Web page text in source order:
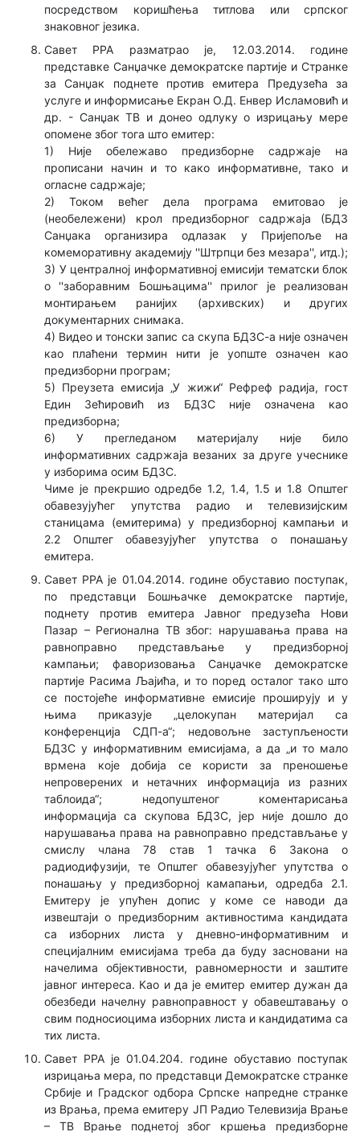
посредством коришћења титлова или српског
знаковног језика.
Савет РРА разматрао је, 12.03.2014. године
представке Санџачке демократске партије и Странке
за Санџак поднетe против емитера Предузећа за
услуге и информисање Екран О.Д. Енвер Исламовић и
др. - Санџак ТВ и донео одлуку о изрицању мере
опомене због тога што емитер:
1) Није обележаво предизборне садржаје на
прописани начин и то како информативне, тако и
огласне садржаје;
2) Током већег дела програма емитовао је
(необележени) крол предизборног садржаја (БДЗ
Санџака организира одлазак у Пријепоље на
комеморативну академију ''Штрпци без мезара'', итд.);
3) У централној информативној емисији тематски блок
о ''заборавним Бошњацима'' прилог је реализован
монтирањем ранијих (архивских) и других
документарних снимака.
4) Видео и тонски запис са скупа БДЗС-а није означен
као плаћени термин нити је уопште означен као
предизборни програм;
5) Преузета емисија „У жижи“ Рефреф радија, гост
Един Зећировић из БДЗС није означена као
предизборна;
6) У прегледаном материјалу није било
информативних садржаја везаних за друге учеснике
у изборима осим БДЗС.
Чиме је прекршио одредбе 1.2, 1.4, 1.5 и 1.8 Општег
обавезујућег упутства радио и телевизијским
станицама (емитерима) у предизборној кампањи и
2.2 Општег обавезујућег упутства о понашању
емитера.
Савет РРА је 01.04.2014. године обуставио поступак,
по представци Бошњачке демократске партије,
поднету против емитера Јавног предузећа Нови
Пазар – Регионална ТВ због: нарушавања права на
равноправно представљање у предизборној
кампањи; фаворизовања Санџачке демократске
партије Расима Љајића, и то поред осталог тако што
се постојеће информативне емисије проширују и у
њима приказује „целокупан материјал са
конференција СДП-а“; недовољне заступљености
БДЗС у информативним емисијама, а да „и то мало
врмена које добија се користи за преношење
непроверених и нетачних информација из разних
таблоида“; недопуштеног коментарисања
информација са скупова БДЗС, јер није дошло до
нарушавања права на равноправно представљање у
смислу члана 78 став 1 тачка 6 Закона о
радиодифузији, те Општег обавезујућег упутства о
понашању у предизборној камапањи, одредба 2.1.
Емитеру је упућен допис у коме се наводи да
извештаји о предизборним активностима кандидата
са изборних листа у дневно-информативним и
специјалним емисијама треба да буду засновани на
начелима објективности, равномерности и заштите
јавног интереса. Као и да је емитер емитер дужан да
обезбеди начелну равноправност у обавештавању о
свим подносиоцима изборних листа и кандидатима са
тих листа.
Савет РРА је 01.04.204. године обуставио поступак
изрицања мера, по представци Демократске странке
Србије и Градског одбора Српске напредне странке
из Врања, према емитеру ЈП Радио Телевизија Врање
– ТВ Врање поднетој због кршења предизборне